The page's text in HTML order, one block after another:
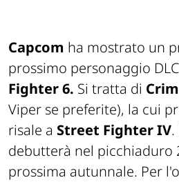
Capcom ha mostrato un
prossimo personaggio
Fighter 6. Si tratta di
Viper se preferite), la cui
risale a Street Fighter IV
debutterà nel picchiaduro
prossima autunnale. Per